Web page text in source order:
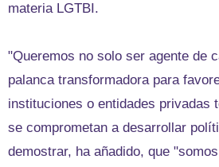
materia LGTBI.
"Queremos no solo ser agente de
palanca transformadora para
instituciones o entidades privadas
se comprometan a desarrollar
demostrar, ha añadido, que